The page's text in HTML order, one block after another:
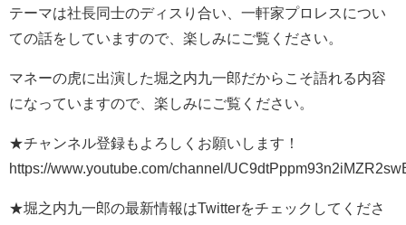
テーマは社長同士のディスり合い、一軒家プロレスについ
ての話をしていますので、楽しみにご覧ください。
マネーの虎に出演した堀之内九一郎だからこそ語れる内容
になっていますので、楽しみにご覧ください。
★チャンネル登録もよろしくお願いします！
https://www.youtube.com/channel/
★堀之内九一郎の最新情報はTwitterをチェックしてくださ